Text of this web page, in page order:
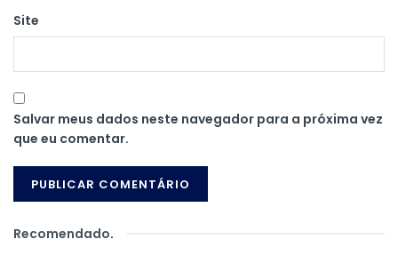
Site
Salvar meus dados neste navegador para a próxima vez
que eu comentar.
Recomendado.